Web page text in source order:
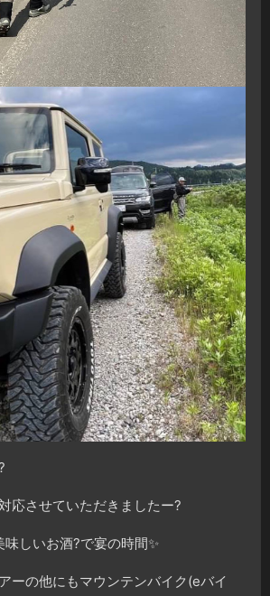
応させていただきましたー?
しいお酒?で宴の時間✨
ーの他にもマウンテンバイク(eバイ